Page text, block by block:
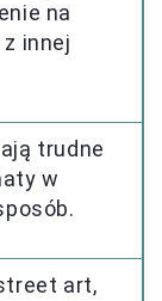
na
innej
trudne
w
art,